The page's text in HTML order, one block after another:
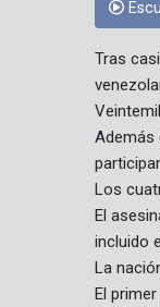
Tras
Además
Los
El
incluido
La
El